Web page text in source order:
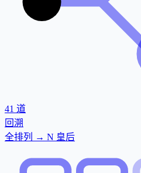
41 道
回溯
全排列 → N 皇后